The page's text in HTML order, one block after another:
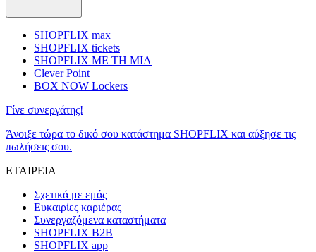
SHOPFLIX max
SHOPFLIX tickets
SHOPFLIX ΜΕ ΤΗ ΜΙΑ
Clever Point
BOX NOW Lockers
Γίνε συνεργάτης!
Άνοιξε τώρα το δικό σου κατάστημα SHOPFLIX και αύξησε τις
πωλήσεις σου.
ΕΤΑΙΡΕΙΑ
Σχετικά με εμάς
Ευκαιρίες καριέρας
Συνεργαζόμενα καταστήματα
SHOPFLIX B2B
SHOPFLIX app